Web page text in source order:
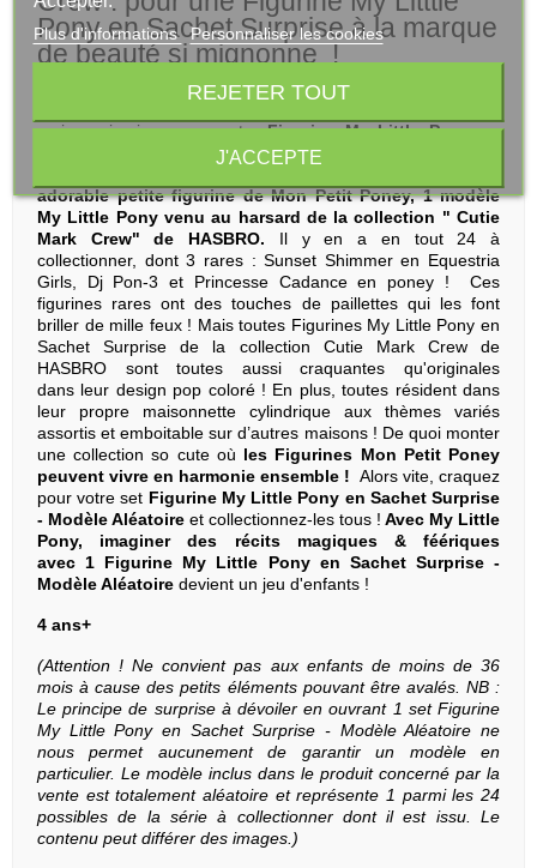
Pony en Sachet Surprise à la marque
de beauté si mignonne !
Ouvrez l’emballage du sachet de forme de cylindre et…
maison si mignonne : votreFigurine My Little Pony en
Sachet Surprise - Modèle Aléatoire !
adorable petite figurine de Mon Petit Poney, 1 modèle
My Little Pony venu au harsard de la collection " Cutie
Mark Crew" de HASBRO. Il y en a en tout 24 à
collectionner, dont 3 rares : Sunset Shimmer en Equestria
Girls, Dj Pon-3 et Princesse Cadance en poney ! Ces
figurines rares ont des touches de paillettes qui les font
briller de mille feux ! Mais toutes Figurines My Little Pony en
Sachet Surprise de la collection Cutie Mark Crew de
HASBRO sont toutes aussi craquantes qu'originales
dans leur design pop coloré ! En plus, toutes résident dans
leur propre maisonnette cylindrique aux thèmes variés
assortis et emboitable sur d’autres maisons ! De quoi monter
une collection so cute où les Figurines Mon Petit Poney
peuvent vivre en harmonie ensemble ! Alors vite, craquez
pour votre set Figurine My Little Pony en Sachet Surprise
- Modèle Aléatoire et collectionnez-les tous ! Avec My Little
Pony, imaginer des récits magiques & féériques
avec 1 Figurine My Little Pony en Sachet Surprise -
Modèle Aléatoire devient un jeu d'enfants !
4 ans+
(Attention ! Ne convient pas aux enfants de moins de 36
mois à cause des petits éléments pouvant être avalés. NB :
Le principe de surprise à dévoiler en ouvrant 1 set Figurine
My Little Pony en Sachet Surprise - Modèle Aléatoire ne
nous permet aucunement de garantir un modèle en
particulier. Le modèle inclus dans le produit concerné par la
vente est totalement aléatoire et représente 1 parmi les 24
possibles de la série à collectionner dont il est issu. Le
contenu peut différer des images.)
Plus d'informations Personnaliser les cookies
REJETER TOUT
J'ACCEPTE